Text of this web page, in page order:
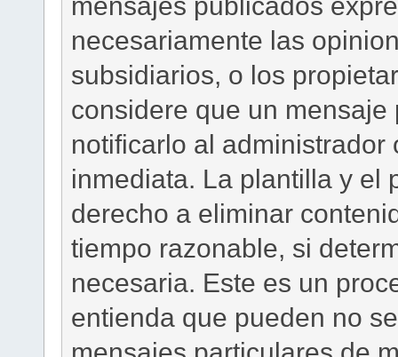
necesariamente las
subsidiarios, o los
considere que un
notificarlo al
inmediata. La plantilla y el
derecho a eliminar
tiempo razonable, si
necesaria. Este es un
entienda que pueden no